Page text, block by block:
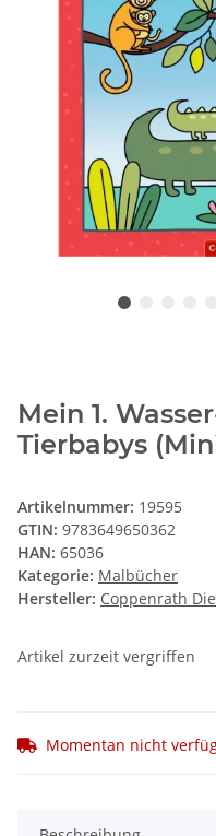
Mein 1.
Tierbabys
Artikelnummer: 19595
GTIN: 9783649650362
HAN: 65036
Kategorie: Malbücher
Hersteller: Coppenrath
Artikel zurzeit vergriffen
Momentan nicht